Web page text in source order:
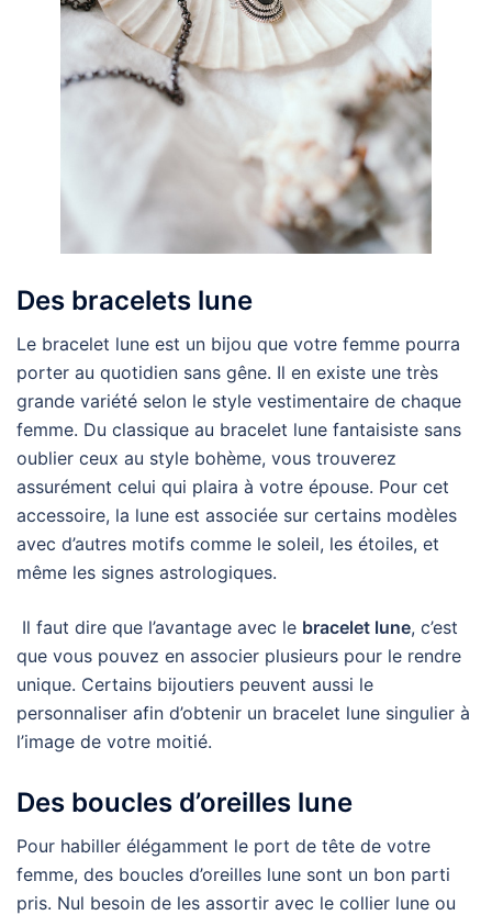
Des bracelets lune
Le bracelet lune est un bijou que votre femme pourra
porter au quotidien sans gêne. Il en existe une très
grande variété selon le style vestimentaire de chaque
femme. Du classique au bracelet lune fantaisiste sans
oublier ceux au style bohème, vous trouverez
assurément celui qui plaira à votre épouse. Pour cet
accessoire, la lune est associée sur certains modèles
avec d’autres motifs comme le soleil, les étoiles, et
même les signes astrologiques.
Il faut dire que l’avantage avec le bracelet lune, c’est
que vous pouvez en associer plusieurs pour le rendre
unique. Certains bijoutiers peuvent aussi le
personnaliser afin d’obtenir un bracelet lune singulier à
l’image de votre moitié.
Des boucles d’oreilles lune
Pour habiller élégamment le port de tête de votre
femme, des boucles d’oreilles lune sont un bon parti
pris. Nul besoin de les assortir avec le collier lune ou